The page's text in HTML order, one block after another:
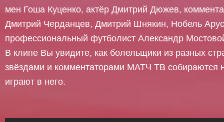
мен Гоша Куценко, актёр Дмитрий Дюжев,
Дмитрий Черданцев, Дмитрий Шнякин, Нобель
профессиональный футболист Александр
В клипе Вы увидите, как болельщики из разных
звёздами и комментаторами МАТЧ ТВ собираются
играют в него.